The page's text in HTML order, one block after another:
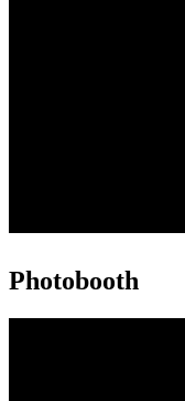
Photobooth